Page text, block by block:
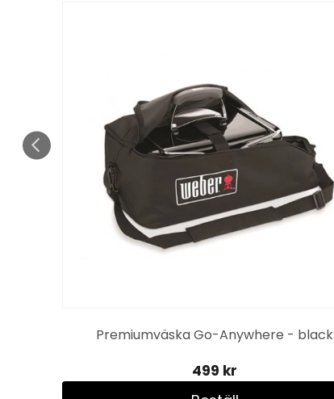
Premiumväska Go-Anywhere - black
499 kr